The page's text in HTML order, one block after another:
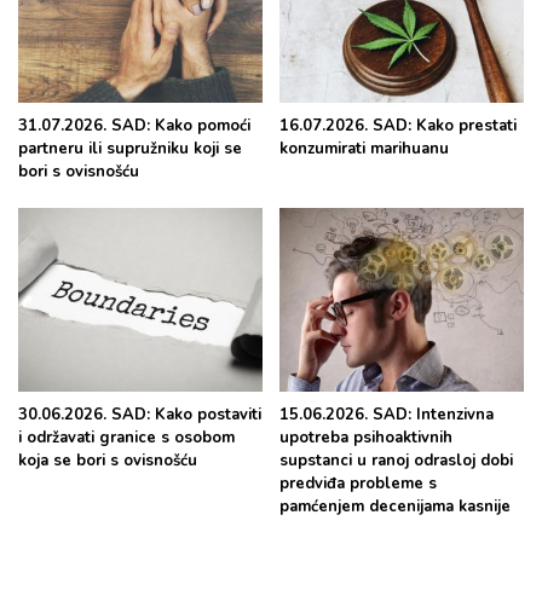
31.07.2026. SAD: Kako pomoći
partneru ili supružniku koji se
bori s ovisnošću
16.07.2026. SAD: Kako prestati
konzumirati marihuanu
30.06.2026. SAD: Kako postaviti
i održavati granice s osobom
koja se bori s ovisnošću
15.06.2026. SAD: Intenzivna
upotreba psihoaktivnih
supstanci u ranoj odrasloj dobi
predviđa probleme s
pamćenjem decenijama kasnije